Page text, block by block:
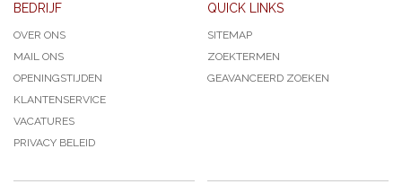
BEDRIJF
OVER ONS
MAIL ONS
OPENINGSTIJDEN
KLANTENSERVICE
VACATURES
PRIVACY BELEID
QUICK LINKS
SITEMAP
ZOEKTERMEN
GEAVANCEERD ZOEKEN